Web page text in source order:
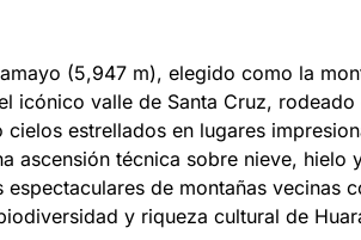
(5,947 m), elegido como la
icónico valle de Santa Cruz,
estrellados en lugares
ascensión técnica sobre nieve, hielo
espectaculares de montañas vecinas
y riqueza cultural de